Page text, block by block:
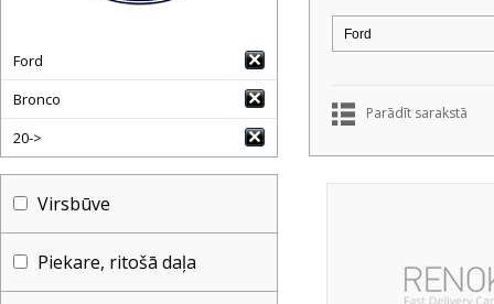
Ford
Bronco
20->
Virsbūve
Piekare, ritošā daļa
Parādīt sarakstā